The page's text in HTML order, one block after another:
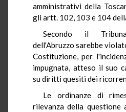
amministrativi della
gli artt. 102, 103 e 104
Secondo il
dell'Abruzzo sarebbe
Costituzione, per
impugnata, atteso il suo
su diritti quesiti dei
Le ordinanze di
rilevanza della questione